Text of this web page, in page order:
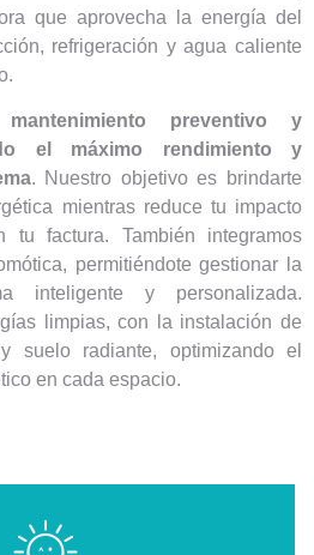
que aprovecha la energía del
refrigeración y agua caliente
mantenimiento preventivo y
el máximo rendimiento y
. Nuestro objetivo es brindarte
mientras reduce tu impacto
tu factura. También integramos
permitiéndote gestionar la
inteligente y personalizada.
limpias, con la instalación de
suelo radiante, optimizando el
en cada espacio.